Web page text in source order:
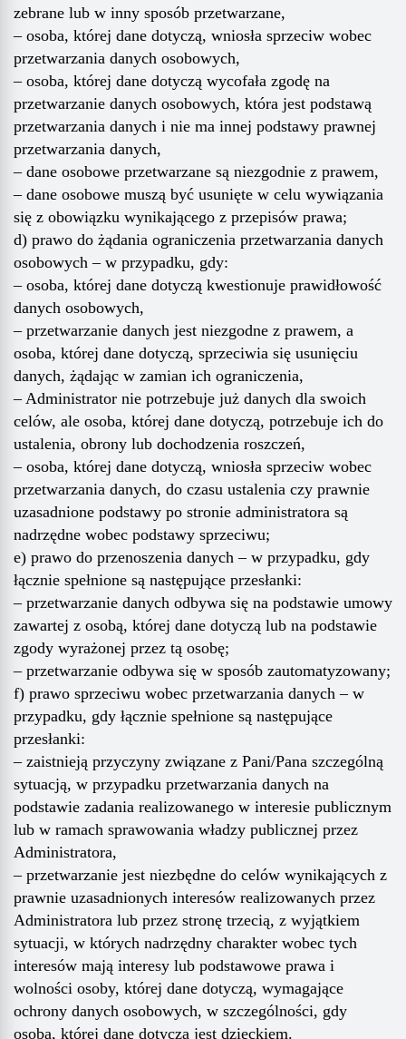
zebrane lub w inny sposób przetwarzane,
– osoba, której dane dotyczą, wniosła sprzeciw wobec
przetwarzania danych osobowych,
– osoba, której dane dotyczą wycofała zgodę na
przetwarzanie danych osobowych, która jest podstawą
przetwarzania danych i nie ma innej podstawy prawnej
przetwarzania danych,
– dane osobowe przetwarzane są niezgodnie z prawem,
– dane osobowe muszą być usunięte w celu wywiązania
się z obowiązku wynikającego z przepisów prawa;
d) prawo do żądania ograniczenia przetwarzania danych
osobowych – w przypadku, gdy:
– osoba, której dane dotyczą kwestionuje prawidłowość
danych osobowych,
– przetwarzanie danych jest niezgodne z prawem, a
osoba, której dane dotyczą, sprzeciwia się usunięciu
danych, żądając w zamian ich ograniczenia,
– Administrator nie potrzebuje już danych dla swoich
celów, ale osoba, której dane dotyczą, potrzebuje ich do
ustalenia, obrony lub dochodzenia roszczeń,
– osoba, której dane dotyczą, wniosła sprzeciw wobec
przetwarzania danych, do czasu ustalenia czy prawnie
uzasadnione podstawy po stronie administratora są
nadrzędne wobec podstawy sprzeciwu;
e) prawo do przenoszenia danych – w przypadku, gdy
łącznie spełnione są następujące przesłanki:
– przetwarzanie danych odbywa się na podstawie umowy
zawartej z osobą, której dane dotyczą lub na podstawie
zgody wyrażonej przez tą osobę;
– przetwarzanie odbywa się w sposób zautomatyzowany;
f) prawo sprzeciwu wobec przetwarzania danych – w
przypadku, gdy łącznie spełnione są następujące
przesłanki:
– zaistnieją przyczyny związane z Pani/Pana szczególną
sytuacją, w przypadku przetwarzania danych na
podstawie zadania realizowanego w interesie publicznym
lub w ramach sprawowania władzy publicznej przez
Administratora,
– przetwarzanie jest niezbędne do celów wynikających z
prawnie uzasadnionych interesów realizowanych przez
Administratora lub przez stronę trzecią, z wyjątkiem
sytuacji, w których nadrzędny charakter wobec tych
interesów mają interesy lub podstawowe prawa i
wolności osoby, której dane dotyczą, wymagające
ochrony danych osobowych, w szczególności, gdy
osoba, której dane dotyczą jest dzieckiem.